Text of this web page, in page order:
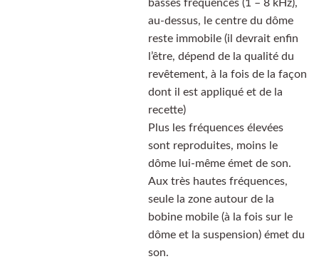
basses fréquences (1 – 8 kHz),
au-dessus, le centre du dôme
reste immobile (il devrait enfin
l’être, dépend de la qualité du
revêtement, à la fois de la façon
dont il est appliqué et de la
recette)
Plus les fréquences élevées
sont reproduites, moins le
dôme lui-même émet de son.
Aux très hautes fréquences,
seule la zone autour de la
bobine mobile (à la fois sur le
dôme et la suspension) émet du
son.